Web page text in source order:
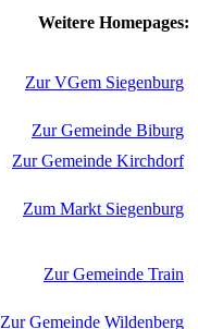
Weitere Homepages:
Zur VGem Siegenburg
Zur Gemeinde Biburg
Zur Gemeinde Kirchdorf
Zum Markt Siegenburg
Zur Gemeinde Train
Zur Gemeinde Wildenberg